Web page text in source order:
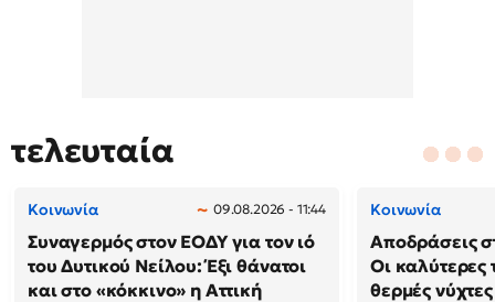
τελευταία
Κοινωνία 09.08.2026 - 11:44
Συναγερμός στον ΕΟΔΥ για τον ιό
του Δυτικού Νείλου: Έξι θάνατοι
και στο «κόκκινο» η Αττική
Κοινωνία
Αποδράσεις
Οι καλύτερες
θερμές